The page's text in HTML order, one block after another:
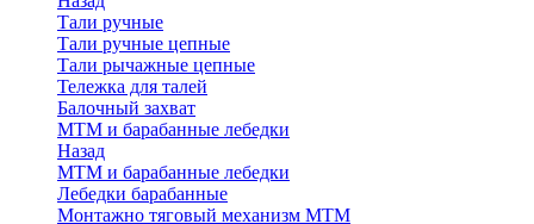
Тали ручные
Тали ручные цепные
Тали рычажные цепные
Тележка для талей
Балочный захват
МТМ и барабанные лебедки
Назад
МТМ и барабанные лебедки
Лебедки барабанные
Монтажно тяговый механизм МТМ